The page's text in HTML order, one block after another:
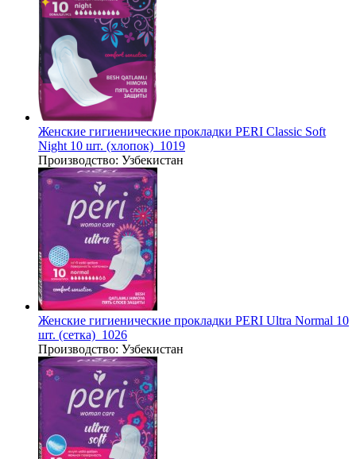
Женские гигиенические прокладки PERI Classic Soft
Night 10 шт. (хлопок)_1019
Производство: Узбекистан
Женские гигиенические прокладки PERI Ultra Normal 10
шт. (сетка)_1026
Производство: Узбекистан